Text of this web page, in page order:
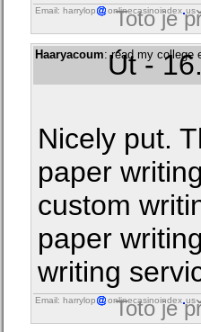
Email: harrylop onlinecasinoindex us
Toto je
Haaryacoum: read my college
Út -
Nicely put.
paper
custom
paper
writing
Email: harrylop onlinecasinoindex us
Toto je